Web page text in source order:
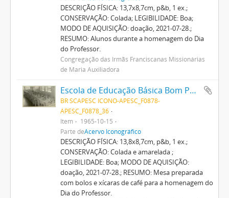
DESCRIÇÃO FÍSICA: 13,7x8,7cm, p&b, 1 ex.;
CONSERVAÇÃO: Colada; LEGIBILIDADE: Boa;
MODO DE AQUISIÇÃO: doação, 2021-07-28.;
RESUMO: Alunos durante a homenagem do Dia
do Professor.
Congregação das Irmãs Franciscanas Missionárias
de Maria Auxiliadora
Escola de Educação Básica Bom Pastor
BR SCAPESC ICONO-APESC_F0878-
APESC_F0878_36
Item
1965-10-15
Parte deAcervo Iconográfico
DESCRIÇÃO FÍSICA: 13,8x8,7cm, p&b, 1 ex.;
CONSERVAÇÃO: Colada e amarelada ;
LEGIBILIDADE: Boa; MODO DE AQUISIÇÃO:
doação, 2021-07-28.; RESUMO: Mesa preparada
com bolos e xícaras de café para a homenagem do
Dia do Professor.